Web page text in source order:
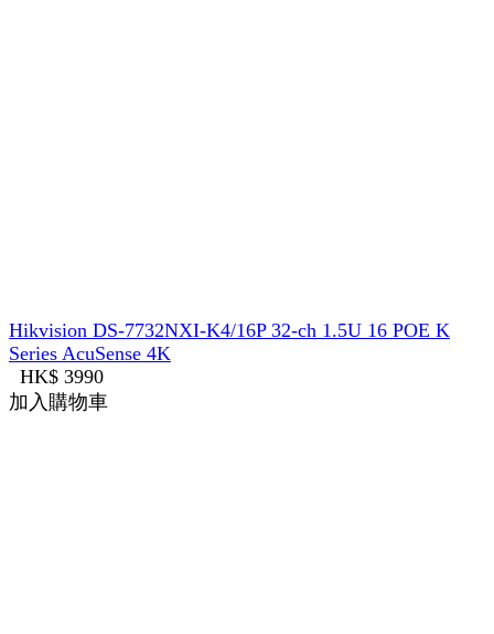
Hikvision DS-7732NXI-K4/16P 32-ch 1.5U 16 POE K
Series AcuSense 4K
HK$ 3990
加入購物車